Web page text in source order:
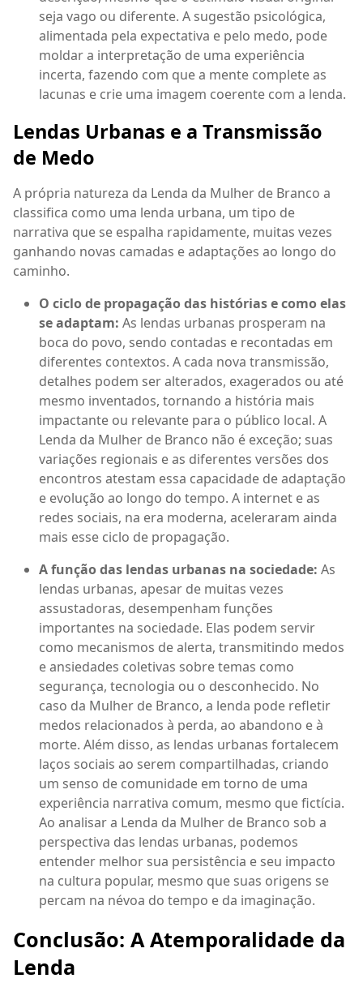
seja vago ou diferente. A sugestão psicológica,
alimentada pela expectativa e pelo medo, pode
moldar a interpretação de uma experiência
incerta, fazendo com que a mente complete as
lacunas e crie uma imagem coerente com a lenda.
Lendas Urbanas e a Transmissão
de Medo
A própria natureza da Lenda da Mulher de Branco a
classifica como uma lenda urbana, um tipo de
narrativa que se espalha rapidamente, muitas vezes
ganhando novas camadas e adaptações ao longo do
caminho.
O ciclo de propagação das histórias e como elas
se adaptam: As lendas urbanas prosperam na
boca do povo, sendo contadas e recontadas em
diferentes contextos. A cada nova transmissão,
detalhes podem ser alterados, exagerados ou até
mesmo inventados, tornando a história mais
impactante ou relevante para o público local. A
Lenda da Mulher de Branco não é exceção; suas
variações regionais e as diferentes versões dos
encontros atestam essa capacidade de adaptação
e evolução ao longo do tempo. A internet e as
redes sociais, na era moderna, aceleraram ainda
mais esse ciclo de propagação.
A função das lendas urbanas na sociedade: As
lendas urbanas, apesar de muitas vezes
assustadoras, desempenham funções
importantes na sociedade. Elas podem servir
como mecanismos de alerta, transmitindo medos
e ansiedades coletivas sobre temas como
segurança, tecnologia ou o desconhecido. No
caso da Mulher de Branco, a lenda pode refletir
medos relacionados à perda, ao abandono e à
morte. Além disso, as lendas urbanas fortalecem
laços sociais ao serem compartilhadas, criando
um senso de comunidade em torno de uma
experiência narrativa comum, mesmo que fictícia.
Ao analisar a Lenda da Mulher de Branco sob a
perspectiva das lendas urbanas, podemos
entender melhor sua persistência e seu impacto
na cultura popular, mesmo que suas origens se
percam na névoa do tempo e da imaginação.
Conclusão: A Atemporalidade da
Lenda